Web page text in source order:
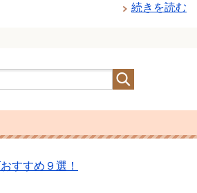
続きを読む
すすめ９選！